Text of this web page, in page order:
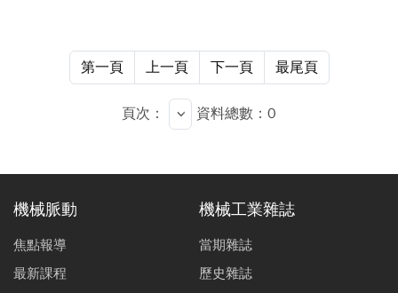
第一頁 上一頁 下一頁 最尾頁
頁次： 資料總數：0
機械脈動
焦點報導
最新課程
機械工業雜誌
當期雜誌
歷史雜誌